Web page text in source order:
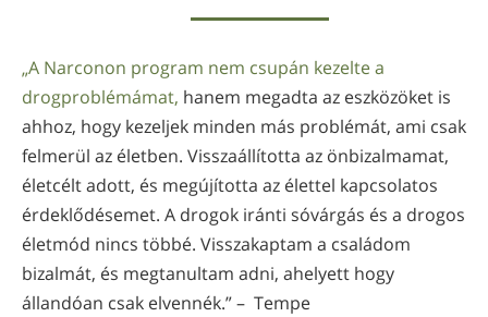
„A Narconon program nem csupán kezelte a
drogproblémámat, hanem megadta az eszközöket is
ahhoz, hogy kezeljek minden más problémát, ami csak
felmerül az életben. Visszaállította az önbizalmamat,
életcélt adott, és megújította az élettel kapcsolatos
érdeklődésemet. A drogok iránti sóvárgás és a drogos
életmód nincs többé. Visszakaptam a családom
bizalmát, és megtanultam adni, ahelyett hogy
állandóan csak elvennék.” – Tempe